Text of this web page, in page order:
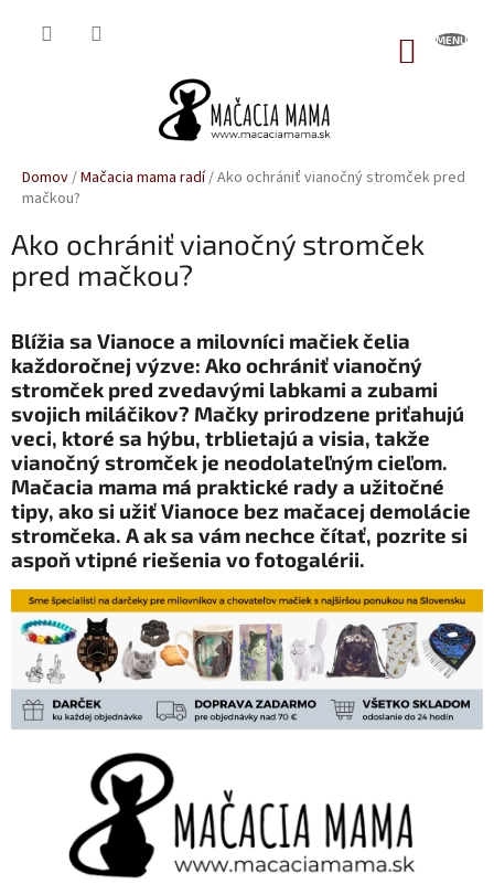
Domov/Mačacia mama radí/Ako ochrániť vianočný stromček pred
mačkou?
Ako ochrániť vianočný stromček
pred mačkou?
Blížia sa Vianoce a milovníci mačiek čelia
každoročnej výzve: Ako ochrániť vianočný
stromček pred zvedavými labkami a zubami
svojich miláčikov? Mačky prirodzene priťahujú
veci, ktoré sa hýbu, trblietajú a visia, takže
vianočný stromček je neodolateľným cieľom.
Mačacia mama má praktické rady a užitočné
tipy, ako si užiť Vianoce bez mačacej demolácie
stromčeka. A ak sa vám nechce čítať, pozrite si
aspoň vtipné riešenia vo fotogalérii.